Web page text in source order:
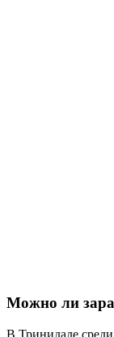
Можно ли
В Тринидаде